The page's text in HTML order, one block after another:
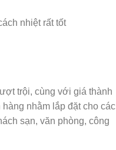
nhiệt rất tốt
trội, cùng với giá thành
nhằm lắp đặt cho các
sạn, văn phòng, công